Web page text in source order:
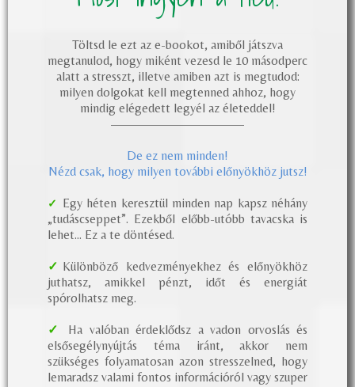
Mit oktatunk, azaz mi az a vadon orvoslás és
elsősegély?